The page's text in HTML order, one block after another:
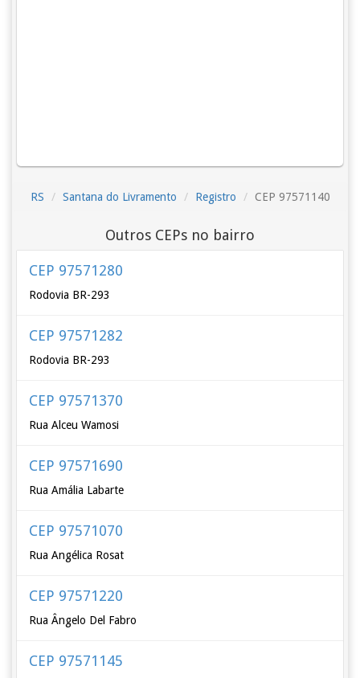
RS Santana do Livramento Registro CEP 97571140
Outros CEPs no bairro
CEP 97571280
Rodovia BR-293
CEP 97571282
Rodovia BR-293
CEP 97571370
Rua Alceu Wamosi
CEP 97571690
Rua Amália Labarte
CEP 97571070
Rua Angélica Rosat
CEP 97571220
Rua Ângelo Del Fabro
CEP 97571145